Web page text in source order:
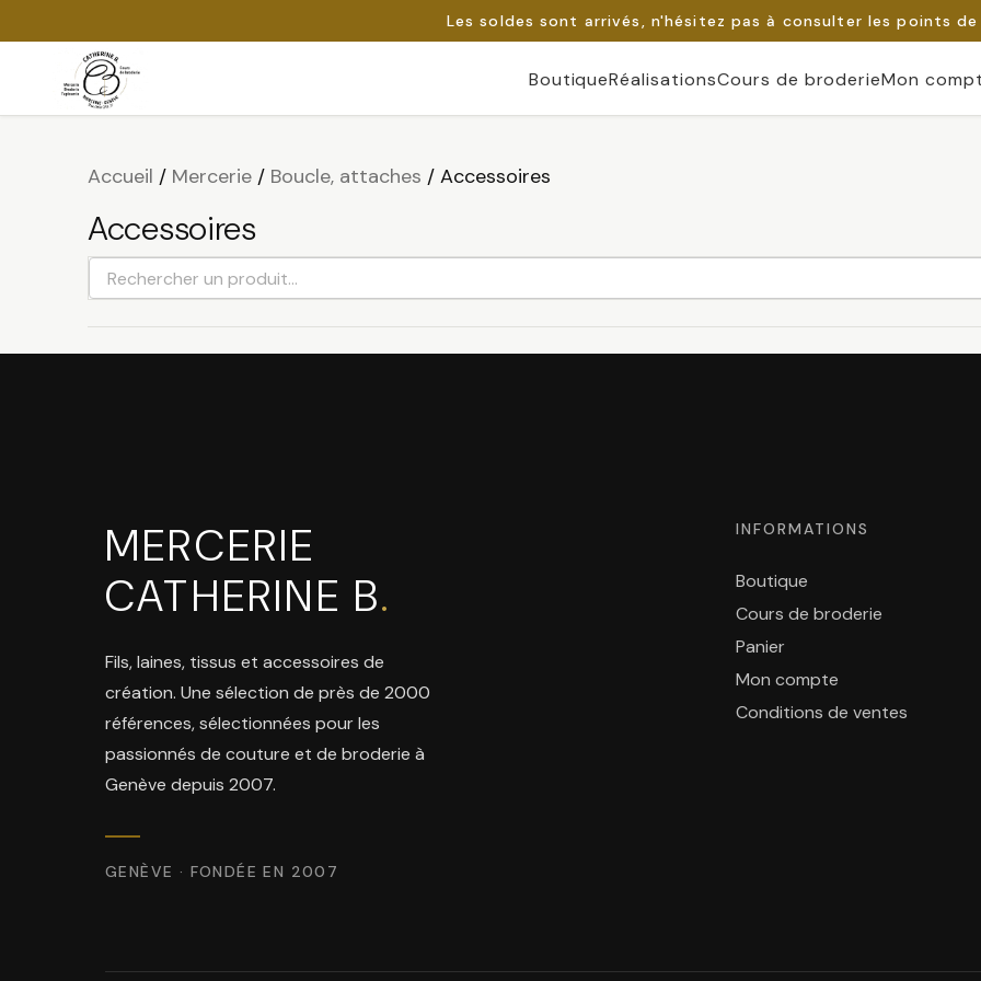
Les soldes sont arrivés, n'hésitez pas à consulter les points
Passer
BoutiqueRéalisationsCours de broderieMon
Accueil / Mercerie / Boucle, attaches / Accessoires
Accessoires
Rechercher
un
produit
MERCERIE
CATHERINE B.
Fils, laines, tissus et accessoires de
création. Une sélection de près de 2000
références, sélectionnées pour les
passionnés de couture et de broderie à
Genève depuis 2007.
GENÈVE · FONDÉE EN 2007
INFORMATIONS
Boutique
Cours de broderie
Panier
Mon compte
Conditions de ventes